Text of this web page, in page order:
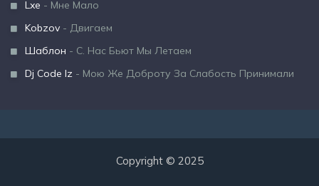
Lxe - Мне Мало
Kobzov - Двигаем
Шаблон - С. Нас Бьют Мы Летаем
Dj Code Iz - Мою Же Доброту За Слабость Принимали
Copyright © 2025